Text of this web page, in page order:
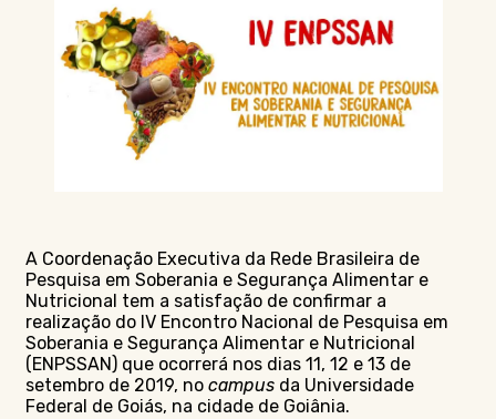
A Coordenação Executiva da Rede Brasileira de
Pesquisa em Soberania e Segurança Alimentar e
Nutricional tem a satisfação de confirmar a
realização do IV Encontro Nacional de Pesquisa em
Soberania e Segurança Alimentar e Nutricional
(ENPSSAN) que ocorrerá nos dias 11, 12 e 13 de
setembro de 2019, no campus da Universidade
Federal de Goiás, na cidade de Goiânia.